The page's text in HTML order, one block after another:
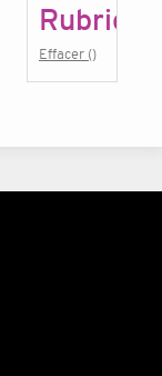
Rubrique
Effacer ()